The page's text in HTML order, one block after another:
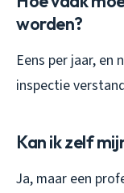
worden?
Eens per jaar, en
inspectie
Kan ik zelf
Ja, maar een